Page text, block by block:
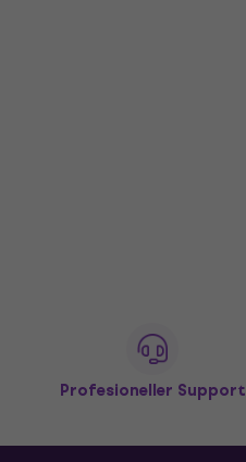
Profesioneller Support